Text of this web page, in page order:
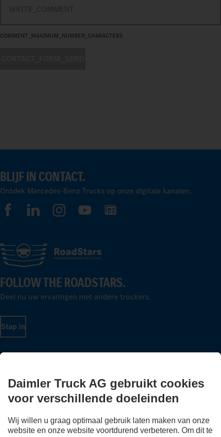
COMMENT_MAXIMUM_NUMBER_CHARACTERS
BLIJF IN CONTACT.
Ontdek Mercedes-Benz Trucks op onze digitale kanalen.
FOLLOW THE ROADSTARS.
Deel nu uw ervaringen met andere truckers.
Stap in
FR
Aanbieder